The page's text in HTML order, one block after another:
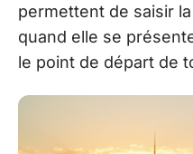
permettent de saisir
quand elle se
le point de départ de